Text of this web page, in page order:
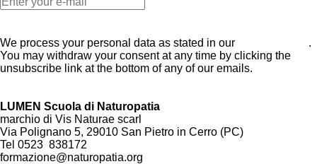
We process your personal data as stated in our
.
You may withdraw your consent at any time by clicking the
unsubscribe link at the bottom of any of our emails.
LUMEN Scuola di Naturopatia
marchio di Vis Naturae scarl
Via Polignano 5, 29010 San Pietro in Cerro (PC)
Tel 0523 838172
formazione@naturopatia.org